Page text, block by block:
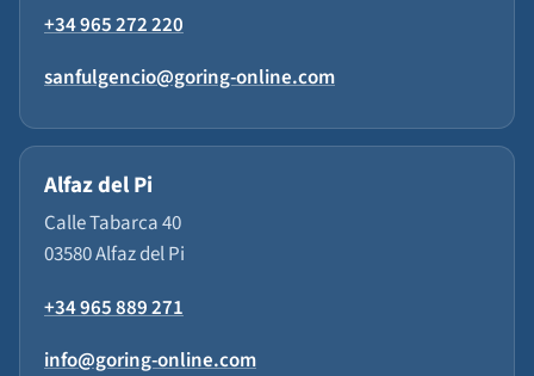
+34 965 272 220
sanfulgencio@goring-online.com
Alfaz del Pi
Calle Tabarca 40
03580 Alfaz del Pi
+34 965 889 271
info@goring-online.com